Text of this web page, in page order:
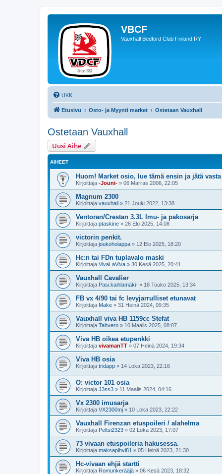
VBCF
Vauxhall Bedford Club Finland RY
UKK
Etusivu Osto- ja Myynti market Ostetaan Vauxhall
Ostetaan Vauxhall
Uusi Aihe
AIHEET
Huom! Market osio, lue tämä ensin ja jätä
Kirjoittaja -Jouni- » 06 Marras 2006, 22:05
Magnum 2300
Kirjoittaja vauxhall » 21 Joulu 2022, 13:38
Ventoran/Crestan 3.3L Imu- ja pakosarja
Kirjoittaja ptaskine » 26 Elo 2025, 14:08
victorin penkit.
Kirjoittaja joukoholappa » 12 Elo 2025, 18:20
Hc:n tai FDn tuplavalo maski
Kirjoittaja VivaLaViva » 30 Kesä 2025, 20:41
Vauxhall Cavalier
Kirjoittaja Pasi.kaihlamäki- » 18 Touko 2025, 13:34
FB vx 4/90 tai fc levyjarrulliset etunavat
Kirjoittaja Make » 31 Heinä 2024, 09:35
Vauxhall viva HB 1159cc Stefat
Kirjoittaja Tahvero » 10 Maalis 2025, 08:07
Viva HB oikea etupenkki
Kirjoittaja vivamanTT » 07 Heinä 2024, 19:34
Viva HB osia
Kirjoittaja tridapp » 14 Loka 2023, 22:16
O: victor 101 osia
Kirjoittaja J3ss3 » 11 Maalis 2024, 04:16
Vx 2300 imusarja
Kirjoittaja VX2300mj » 10 Loka 2023, 22:22
Vauxhall Firenzan etuspoileri / alahelma
Kirjoittaja Peltsi2323 » 02 Loka 2023, 17:07
73 vivaan etuspoileria hakusessa.
Kirjoittaja maksapihvi81 » 05 Heinä 2023, 21:30
Hc-vivaan ehjä startti
Kirjoittaja Romunkerääjä » 06 Kesä 2023, 18:32